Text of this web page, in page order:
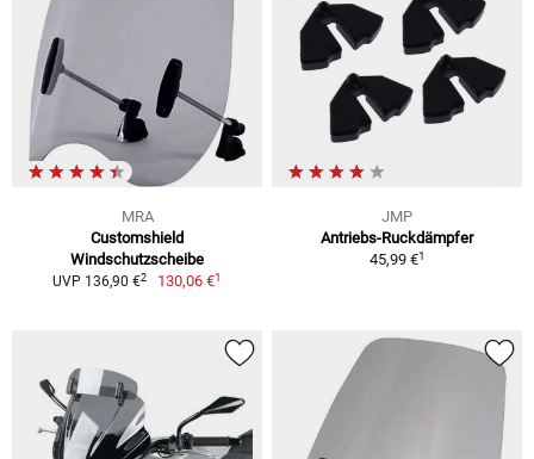
MRA
Customshield
Windschutzscheibe
UVP 136,90 €2 130,06 €1
JMP
Antriebs-Ruckdämpfer
45,99 €1